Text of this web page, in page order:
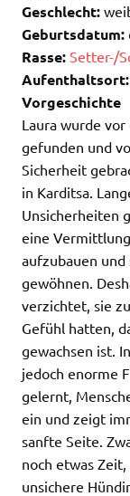
Geschlecht:
Geburtsdatum:
Rasse: Setter-/
Aufenthaltsort:
Vorgeschichte
Laura wurde
gefunden und
Sicherheit
in Karditsa.
Unsicherheiten
eine
aufzubauen und
gewöhnen.
verzichtet, sie
Gefühl hatten,
gewachsen ist.
jedoch enorme
gelernt,
ein und zeigt
sanfte Seite.
noch etwas
unsichere